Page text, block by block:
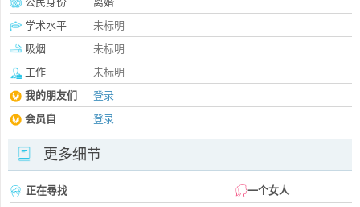
学术水平
未标明
吸烟
未标明
工作
未标明
我的朋友们
登录
会员自
登录
更多细节
正在尋找
一个女人